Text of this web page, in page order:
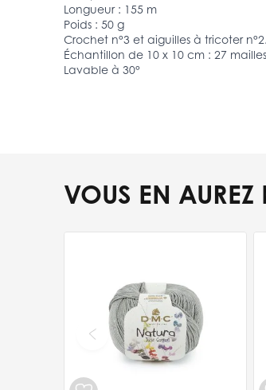
Longueur : 155 m
Poids : 50 g
Crochet n°3 et aiguilles à tricoter
Échantillon de 10 x 10 cm : 27
Lavable à 30°
VOUS EN AUREZ
Press to skip carousel